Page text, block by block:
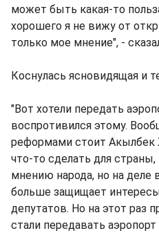
может быть какая-то
хорошего я не вижу от
только мое мнение", -
Коснулась ясновидящая и
"Вот хотели передать
воспротивился этому.
реформами стоит Акылбек
что-то сделать для
мнению народа, но на деле
больше защищает
депутатов. Но на этот раз
стали передавать